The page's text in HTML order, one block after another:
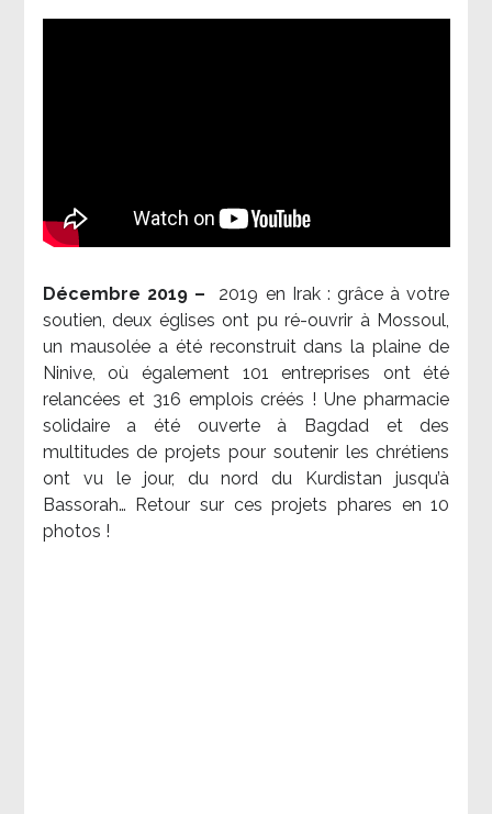
Décembre 2019 – 2019 en Irak : grâce à votre
soutien, deux églises ont pu ré-ouvrir à Mossoul,
un mausolée a été reconstruit dans la plaine de
Ninive, où également 101 entreprises ont été
relancées et 316 emplois créés ! Une pharmacie
solidaire a été ouverte à Bagdad et des
multitudes de projets pour soutenir les chrétiens
ont vu le jour, du nord du Kurdistan jusqu’à
Bassorah… Retour sur ces projets phares en 10
photos !